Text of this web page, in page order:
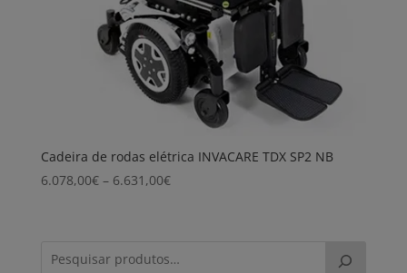
Cadeira de rodas elétrica INVACARE TDX SP2 NB
6.078,00€ – 6.631,00€Price
6.631,00€